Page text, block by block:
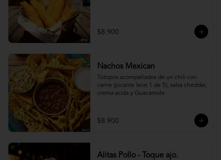
$8.900
Nachos Mexican
Totopos acompañados de un chili con
carne (picante leve 1 de 5), salsa cheddar,
crema acida y Guacamole.
$8.900
Alitas Pollo - Toque ajo.